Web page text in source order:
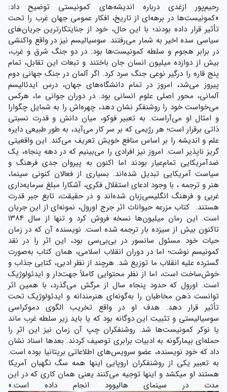
رحیم‌پور ازغدی درباره‌ اندیشه‌های کمونیستی توضیح داد:
«کمونیست‌ها در برهه‌ای از تاریخ، افکار عمومی جهان غرب را تحت
تأثیر قرار داده بودند؛ با این حال، خود از جنایتکارترین جریان‌های
سیاسی سده‌ اخیر به شمار می‌رفتند. سوسیالیسم نیز در واقع واکنشی
در برابر هجوم و سلطه‌ کمونیست‌ها بود. در دو جنگ شرق و غرب،
بیش از دوازده میلیون انسان جان باختند و تبعات این تقابل، تمام
پنج قاره را درگیر نوعی جنگ سرد کرد. اگر آلمان در جنگ جهانی دوم
پیروز می‌شد، امروز در تمام دانشگاه‌های جهان، درس ایدئالیسم
آلمانی، محور اصلی علوم انسانی بود. در دوران جوانی ما، هرکس
می‌خواست خود را روشنفکر نشان دهد، چهره‌اش را به شمایل چگوارا
و امثال او می‌آراست. به تعبیر فوکو، میان دانش و قدرت نسبتی
ذاتی برقرار است؛ هر رژیمی که بر سر کار می‌آید، به طور طبیعی دایره‌
علم و اندیشه را بر اساس منافع خویش تعریف می‌کند. این واقعیتی
گریز ناپذیر است. امروز نیز افرادی را می‌بینیم که در دهه‌ پنجاه، یک
ضدآمریکایی تمام‌عیار بودند اما اکنون به پیروان جدی فرهنگ و
سیاست آمریکایی تبدیل شده‌اند. بسیاری از فعالان کنونی سینما،
هنر و ترجمه ، با وجود ادعای استقلال فکری، آشکارا مبلغ سرمایه‌داری
غربی و فرهنگ انگلیسی‌زبان شده‌اند و در حقیقت، تابع جبر قدرت
هستند. کتاب مزرعه حیوانات اثر جرج اورول، نمونه‌ای از این جریان
است. این رمان میلیون‌ها نسخه فروش کرد و تنها از سال ۱۳۸۴
تاکنون بیش از سیزده بار ترجمه شده است. نویسنده‌ آن که در زمان
حیات خود مسئول سانسور در بی‌بی‌سی بود، این اثر را در نقد
کمونیسم نوشت؛ اما در دوران انقلاب اسلامی، همان کتاب به‌صورت
گسترده علیه انقلاب ما توزیع شد. هرچند از نظر ادبی، کتابی جذاب و
خوش‌ساخت است، اما از نظر محتوایی کاملاً جهت‌دار و ایدئولوژیک
است. اورول که حدود پنجاه سال از مرگش می‌گذرد، با همین اثر
توانست ذهن مخاطبان را به‌گونه‌ای هنرمندانه و ایدئولوژیک تحت
تأثیر قرار دهد. هدف او در واقع تخریب الگوی دموکراسی
سوسیالیستی و تثبیت این دوگانه بود که یا باید زیر سلطه‌ غرب ماند
یا نوکر کمونیست‌ها شد. روشنفکران چپ آن زمان نیز این اثر را
حمله‌ای بیمارگونه به ادبیات برابری توصیف کردند. بعدها اسناد نشان
داد که خودِ نویسنده، عضو سرویس‌های اطلاعاتی بریتانیا بوده است.
به تعبیر یکی از روشنفکران اروپایی اینها همه سگ نگهبان آمریکا
هستند او میکشد و اینها توجیه می‌کنند یعنی همان کاری که در این
مدت در سینمای هالیوود انجام داده است.»